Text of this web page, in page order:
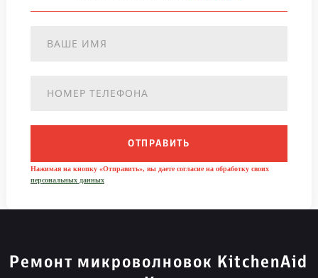
ОТПРАВИТЬ
Нажимая на кнопку «Отправить», вы даете согласие на обработку своих
персональных данных
Ремонт микроволновок KitchenAid